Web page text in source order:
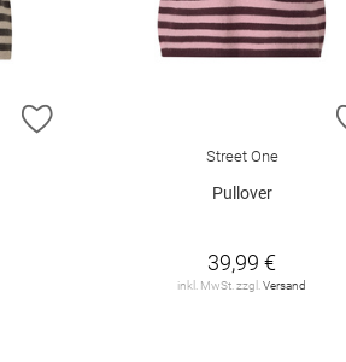
ZUR WUNSCHLISTE HINZUFÜGEN
Street One
Pullover
39,99 €
inkl. MwSt. zzgl.Versand